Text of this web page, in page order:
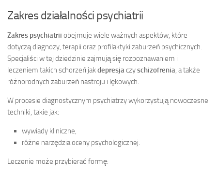
Zakres działalności psychiatrii
Zakres psychiatrii obejmuje wiele ważnych aspektów, które
dotyczą diagnozy, terapii oraz profilaktyki zaburzeń psychicznych.
Specjaliści w tej dziedzinie zajmują się rozpoznawaniem i
leczeniem takich schorzeń jakdepresjaczyschizofrenia, a także
różnorodnych zaburzeń nastroju i lękowych.
W procesie diagnostycznym psychiatrzy wykorzystują nowoczesne
techniki, takie jak:
wywiady kliniczne,
różne narzędzia oceny psychologicznej.
Leczenie może przybierać formę: